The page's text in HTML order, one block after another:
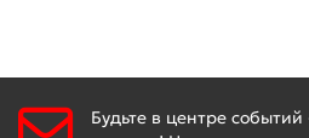
Будьте в центре